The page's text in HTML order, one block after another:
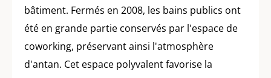
bâtiment. Fermés en 2008, les bains publics ont
été en grande partie conservés par l'espace de
coworking, préservant ainsi l'atmosphère
d'antan. Cet espace polyvalent favorise la